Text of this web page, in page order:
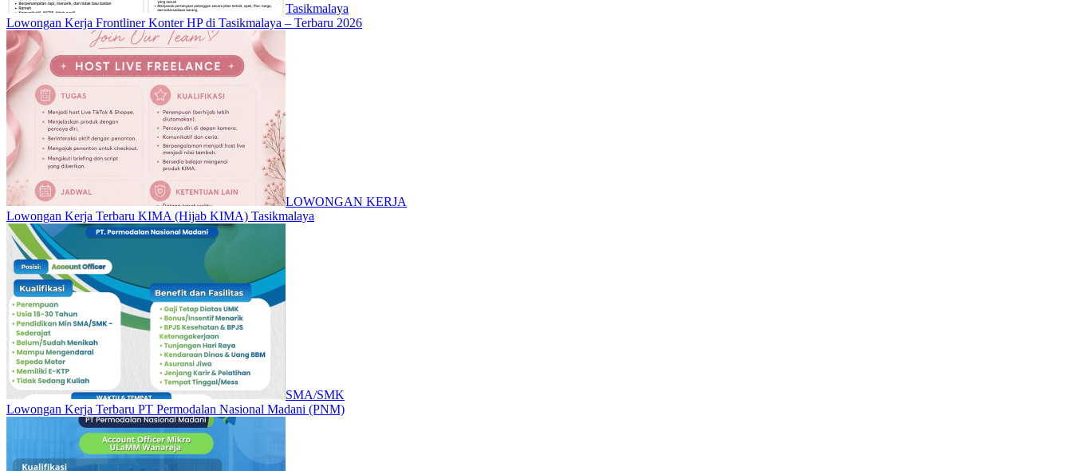
Tasikmalaya
Lowongan Kerja Frontliner Konter HP di Tasikmalaya – Terbaru 2026
LOWONGAN KERJA
Lowongan Kerja Terbaru KIMA (Hijab KIMA) Tasikmalaya
SMA/SMK
Lowongan Kerja Terbaru PT Permodalan Nasional Madani (PNM)